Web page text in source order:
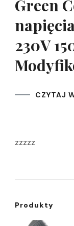
Green
230V
CZYTAJ
zzzzz
Produkty